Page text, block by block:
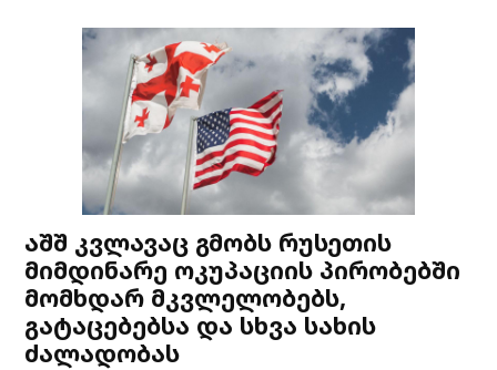
აშშ კვლავაც გმობს რუსეთის
მიმდინარე ოკუპაციის პირობებში
მომხდარ მკვლელობებს,
გატაცებებსა და სხვა სახის
ძალადობას